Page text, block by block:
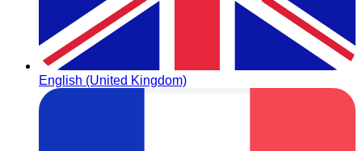
English (United Kingdom)